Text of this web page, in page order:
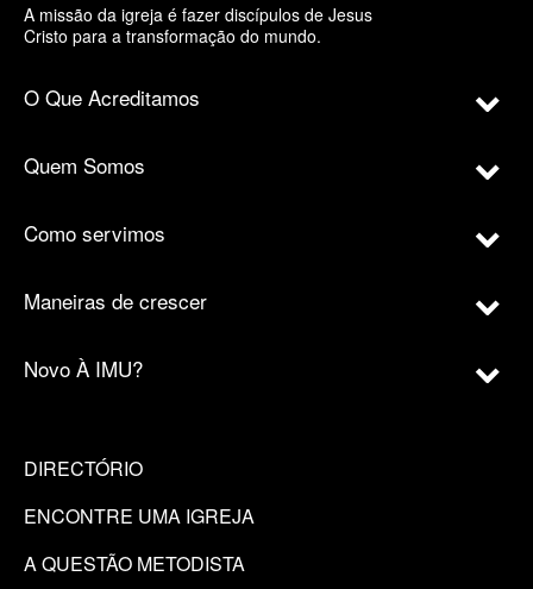
A missão da igreja é fazer discípulos de Jesus
Cristo para a transformação do mundo.
O Que Acreditamos
Quem Somos
Como servimos
Maneiras de crescer
Novo À IMU?
DIRECTÓRIO
ENCONTRE UMA IGREJA
A QUESTÃO METODISTA